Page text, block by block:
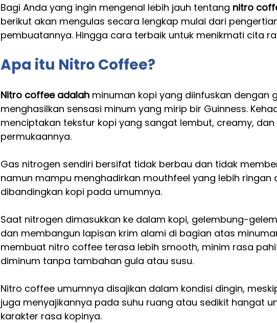
Bagi Anda yang ingin mengenal lebih jauh tentang nitro
berikut akan mengulas secara lengkap mulai dari
pembuatannya. Hingga cara terbaik untuk menikmati cita
Apa itu Nitro Coffee?
Nitro coffee adalah minuman kopi yang diinfuskan dengan
menghasilkan sensasi minum yang mirip bir Guinness.
menciptakan tekstur kopi yang sangat lembut, creamy, dan
permukaannya.
Gas nitrogen sendiri bersifat tidak berbau dan tidak
namun mampu menghadirkan mouthfeel yang lebih ringan
dibandingkan kopi pada umumnya.
Saat nitrogen dimasukkan ke dalam kopi, gelembung-
dan membangun lapisan krim alami di bagian atas
membuat nitro coffee terasa lebih smooth, minim rasa
diminum tanpa tambahan gula atau susu.
Nitro coffee umumnya disajikan dalam kondisi dingin,
juga menyajikannya pada suhu ruang atau sedikit hangat
karakter rasa kopinya.